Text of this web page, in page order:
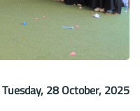
Tuesday, 28 October, 2025